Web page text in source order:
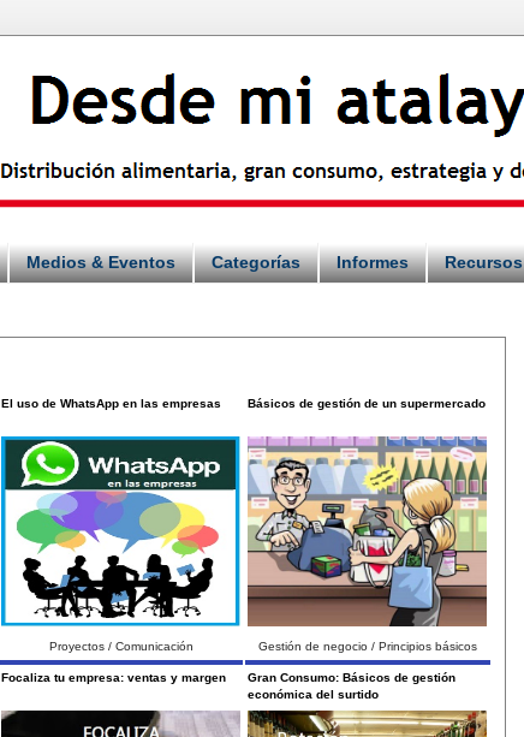
Medios & Eventos Categorías Informes Recursos
El uso de WhatsApp en las empresas Básicos de gestión de un supermercado
Proyectos / Comunicación Gestión de negocio / Principios básicos
Focaliza tu empresa: ventas y margen
Gran Consumo: Básicos de gestión
económica del surtido